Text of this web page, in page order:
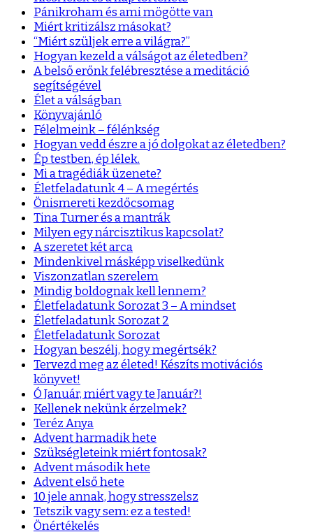
Pánikroham és ami mögötte van
Miért kritizálsz másokat?
“Miért szüljek erre a világra?”
Hogyan kezeld a válságot az életedben?
A belső erőnk felébresztése a meditáció
segítségével
Élet a válságban
Könyvajánló
Félelmeink – félénkség
Hogyan vedd észre a jó dolgokat az életedben?
Ép testben, ép lélek.
Mi a tragédiák üzenete?
Életfeladatunk 4 – A megértés
Önismereti kezdőcsomag
Tina Turner és a mantrák
Milyen egy nárcisztikus kapcsolat?
A szeretet két arca
Mindenkivel másképp viselkedünk
Viszonzatlan szerelem
Mindig boldognak kell lennem?
Életfeladatunk Sorozat 3 – A mindset
Életfeladatunk Sorozat 2
Életfeladatunk Sorozat
Hogyan beszélj, hogy megértsék?
Tervezd meg az életed! Készíts motivációs
könyvet!
Ó Január, miért vagy te Január?!
Kellenek nekünk érzelmek?
Teréz Anya
Advent harmadik hete
Szükségleteink miért fontosak?
Advent második hete
Advent első hete
10 jele annak, hogy stresszelsz
Tetszik vagy sem: ez a tested!
Önértékelés